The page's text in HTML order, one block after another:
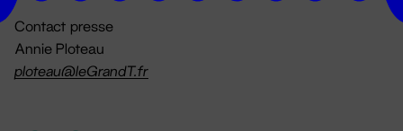
Contact presse
Annie Ploteau
ploteau@leGrandT.fr